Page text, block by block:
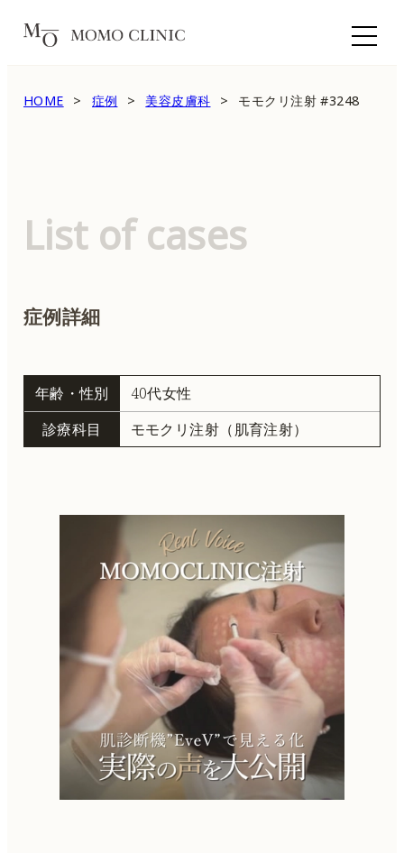
HOME 症例 美容皮膚科 モモクリ注射 #3248
List of cases
症例詳細
年齢・性別
40代女性
診療科目
モモクリ注射（肌育注射）